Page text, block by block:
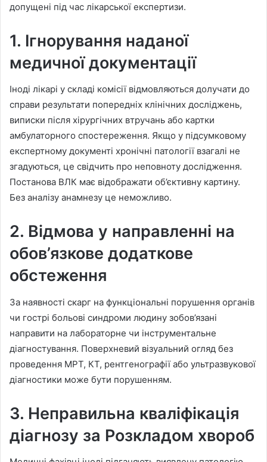
допущені під час лікарської експертизи.
1. Ігнорування наданої
медичної документації
Іноді лікарі у складі комісії відмовляються долучати до
справи результати попередніх клінічних досліджень,
виписки після хірургічних втручань або картки
амбулаторного спостереження. Якщо у підсумковому
експертному документі хронічні патології взагалі не
згадуються, це свідчить про неповноту дослідження.
Постанова ВЛК має відображати об’єктивну картину.
Без аналізу анамнезу це неможливо.
2. Відмова у направленні на
обов’язкове додаткове
обстеження
За наявності скарг на функціональні порушення органів
чи гострі больові синдроми людину зобов’язані
направити на лабораторне чи інструментальне
діагностування. Поверхневий візуальний огляд без
проведення МРТ, КТ, рентгенографії або ультразвукової
діагностики може бути порушенням.
3. Неправильна кваліфікація
діагнозу за Розкладом хвороб